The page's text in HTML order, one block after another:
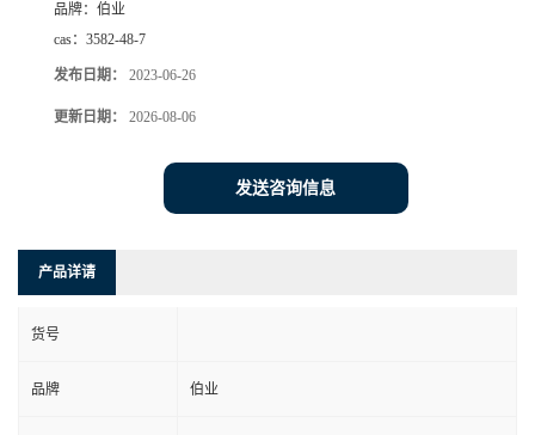
品牌： 伯业
cas： 3582-48-7
发布日期： 2023-06-26
更新日期： 2026-08-06
发送咨询信息
产品详请
货号
品牌 伯业